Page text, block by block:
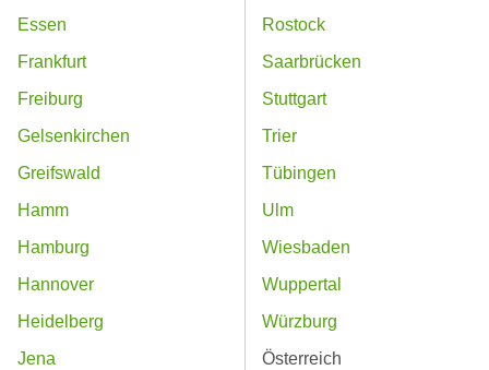
Essen
Frankfurt
Freiburg
Gelsenkirchen
Greifswald
Hamm
Hamburg
Hannover
Heidelberg
Jena
Rostock
Saarbrücken
Stuttgart
Trier
Tübingen
Ulm
Wiesbaden
Wuppertal
Würzburg
Österreich